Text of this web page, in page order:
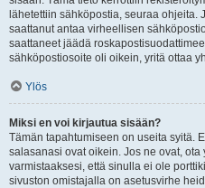
lähetettiin sähköpostia, seuraa ohjeita.
saattanut antaa virheellisen
saattaneet jäädä
sähköpostiosoite oli oikein, yritä ottaa
Ylös
Miksi en voi kirjautua sisään?
Tämän tapahtumiseen on useita syitä.
salasanasi ovat oikein. Jos ne ovat,
varmistaaksesi, että sinulla ei ole
sivuston omistajalla on asetusvirhe